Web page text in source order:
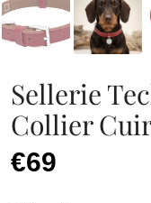
Sellerie
Collier
€69